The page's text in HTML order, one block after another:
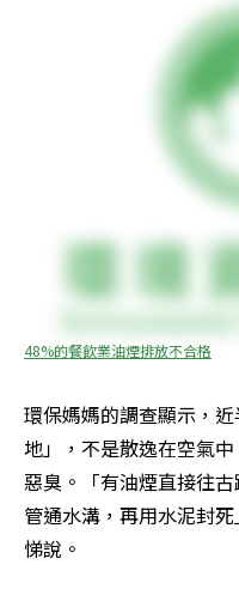
48%的餐飲業油煙排放不合格
環保媽媽的調查顯示，
地」，不是散逸在空氣
惡臭。「有油煙直接往
管通水溝，再用水泥封
悌說。